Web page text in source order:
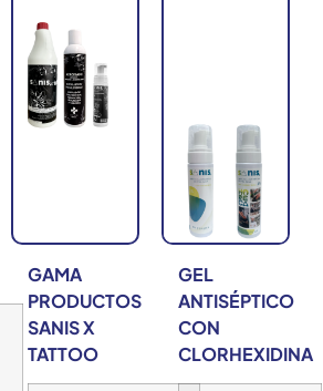
GAMA
PRODUCTOS
SANIS X
TATTOO
GEL
ANTISÉPTICO
CON
CLORHEXIDINA